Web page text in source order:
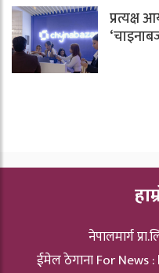
प्रत्यक्ष
नेपालमार्ग
ईमेल ठेगाना For News :